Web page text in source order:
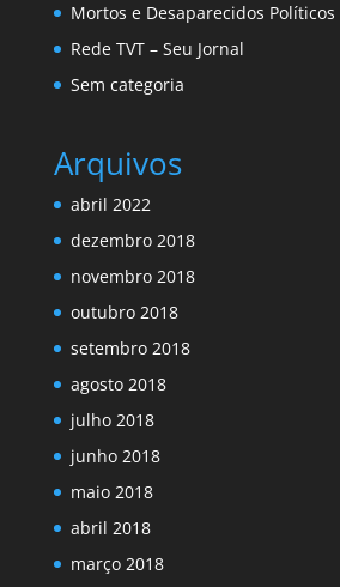
Mortos e Desaparecidos Políticos
Rede TVT – Seu Jornal
Sem categoria
Arquivos
abril 2022
dezembro 2018
novembro 2018
outubro 2018
setembro 2018
agosto 2018
julho 2018
junho 2018
maio 2018
abril 2018
março 2018